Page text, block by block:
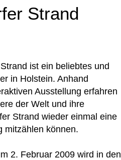
Strand
ist ein beliebtes und
in Holstein. Anhand
Ausstellung erfahren
der Welt und ihre
Strand wieder einmal eine
mitzählen können.
2. Februar 2009 wird in den